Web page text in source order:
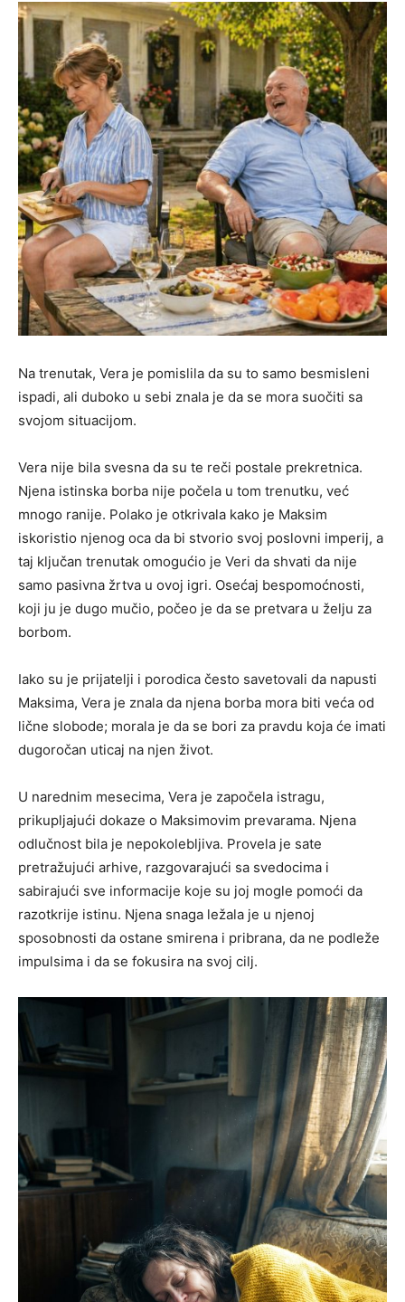
Na trenutak, Vera je pomislila da su to samo besmisleni
ispadi, ali duboko u sebi znala je da se mora suočiti sa
svojom situacijom.
Vera nije bila svesna da su te reči postale prekretnica.
Njena istinska borba nije počela u tom trenutku, već
mnogo ranije. Polako je otkrivala kako je Maksim
iskoristio njenog oca da bi stvorio svoj poslovni imperij, a
taj ključan trenutak omogućio je Veri da shvati da nije
samo pasivna žrtva u ovoj igri. Osećaj bespomoćnosti,
koji ju je dugo mučio, počeo je da se pretvara u želju za
borbom.
Iako su je prijatelji i porodica često savetovali da napusti
Maksima, Vera je znala da njena borba mora biti veća od
lične slobode; morala je da se bori za pravdu koja će imati
dugoročan uticaj na njen život.
U narednim mesecima, Vera je započela istragu,
prikupljajući dokaze o Maksimovim prevarama. Njena
odlučnost bila je nepokolebljiva. Provela je sate
pretražujući arhive, razgovarajući sa svedocima i
sabirajući sve informacije koje su joj mogle pomoći da
razotkrije istinu. Njena snaga ležala je u njenoj
sposobnosti da ostane smirena i pribrana, da ne podleže
impulsima i da se fokusira na svoj cilj.